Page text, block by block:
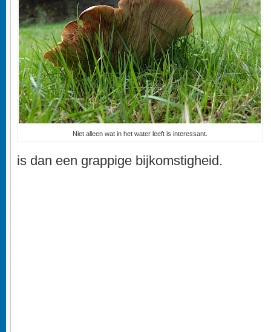
Niet alleen wat in het water leeft is interessant.
is dan een grappige bijkomstigheid.